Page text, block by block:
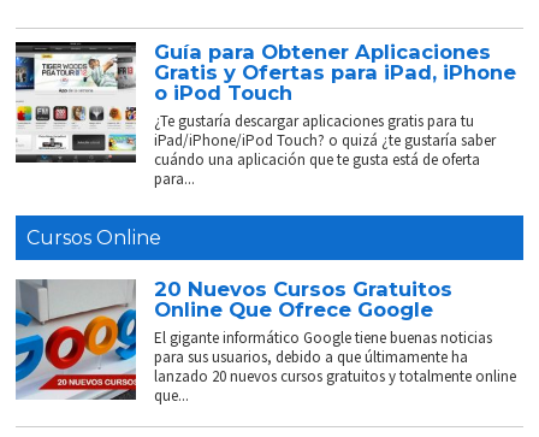
Guía para Obtener Aplicaciones
Gratis y Ofertas para iPad, iPhone
o iPod Touch
¿Te gustaría descargar aplicaciones gratis para tu
iPad/iPhone/iPod Touch? o quizá ¿te gustaría saber
cuándo una aplicación que te gusta está de oferta
para...
Cursos Online
20 Nuevos Cursos Gratuitos
Online Que Ofrece Google
El gigante informático Google tiene buenas noticias
para sus usuarios, debido a que últimamente ha
lanzado 20 nuevos cursos gratuitos y totalmente online
que...